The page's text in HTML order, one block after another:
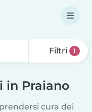
Filtri 1
in Praiano
cura dei